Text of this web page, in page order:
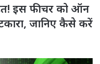
इस फीचर को ऑन
जानिए कैसे करें